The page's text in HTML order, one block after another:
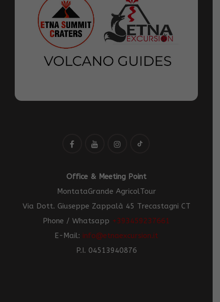
Office & Meeting Point
MontataGrande AgricolTour
Via Dott. Giuseppe Zappalà 45 Trecastagni CT
Phone / Whatsapp +393459237661
E-Mail: info@etnaexcursion.it
P.I. 04513940876